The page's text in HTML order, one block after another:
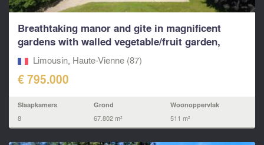
Breathtaking manor and gite in magnificent
gardens with walled vegetable/fruit garden,
ponds and wat
Limousin, Haute-Vienne (87)
€ 795.000
Slaapkamers
8
Grond
67.802 m²
Woonoppervlak
511 m²